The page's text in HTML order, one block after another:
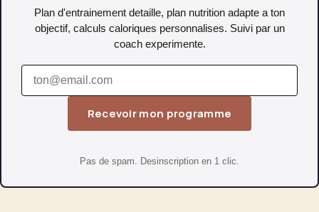
Plan d'entrainement detaille, plan nutrition adapte a ton
objectif, calculs caloriques personnalises. Suivi par un
coach experimente.
Recevoir mon programme
Pas de spam. Desinscription en 1 clic.